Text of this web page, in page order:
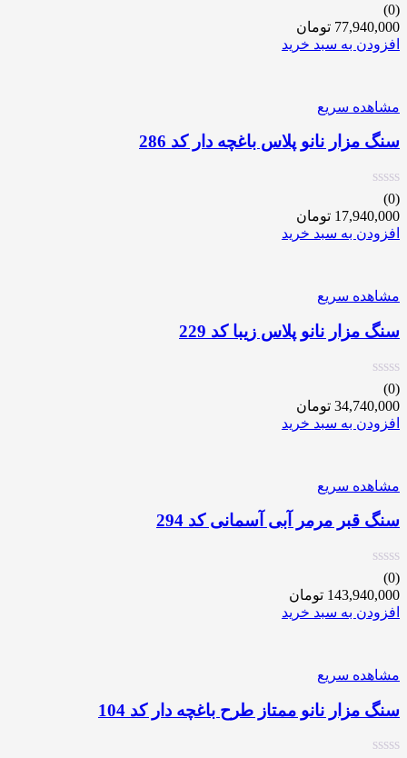
(0)
77,940,000 تومان
افزودن به سبد خرید
مشاهده سریع
سنگ مزار نانو پلاس باغچه دار کد 286
(0)
17,940,000 تومان
افزودن به سبد خرید
مشاهده سریع
سنگ مزار نانو پلاس زیبا کد 229
(0)
34,740,000 تومان
افزودن به سبد خرید
مشاهده سریع
سنگ قبر مرمر آبی آسمانی کد 294
(0)
143,940,000 تومان
افزودن به سبد خرید
مشاهده سریع
سنگ مزار نانو ممتاز طرح باغچه دار کد 104